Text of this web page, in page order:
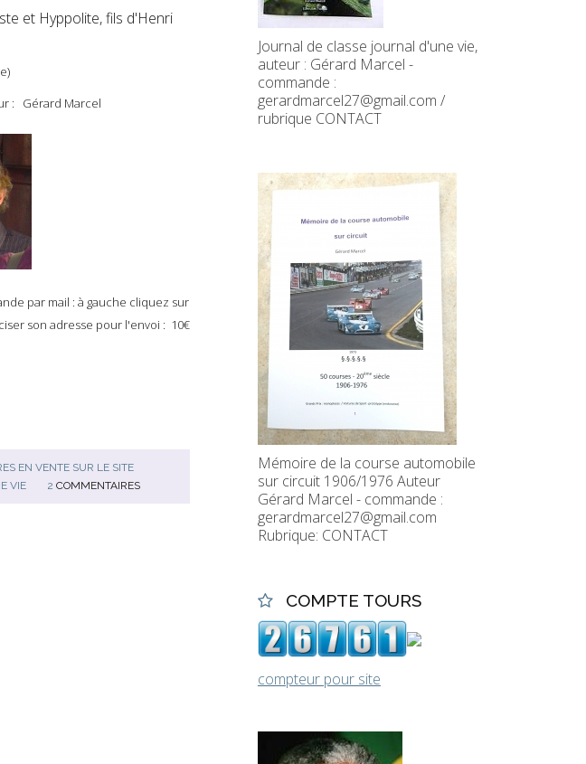
et Hyppolite, fils d'Henri
: Gérard Marcel
par mail : à gauche cliquez sur
son adresse pour l'envoi : 10€
EN VENTE SUR LE SITE
VIE 2 COMMENTAIRES
Journal de classe journal d'une vie,
auteur : Gérard Marcel -
commande :
gerardmarcel27@gmail.com /
rubrique CONTACT
Mémoire de la course automobile
sur circuit 1906/1976 Auteur
Gérard Marcel - commande :
gerardmarcel27@gmail.com
Rubrique: CONTACT
COMPTE TOURS
compteur pour site